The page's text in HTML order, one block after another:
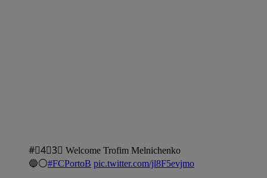
#⃣4⃣3⃣ Welcome Trofim Melnichenko
🔵⚪#FCPortoB pic.twitter.com/jl8F5evjmo